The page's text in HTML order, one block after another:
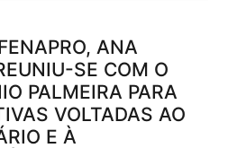
ANA
SE COM O
PALMEIRA PARA
VOLTADAS AO
E À